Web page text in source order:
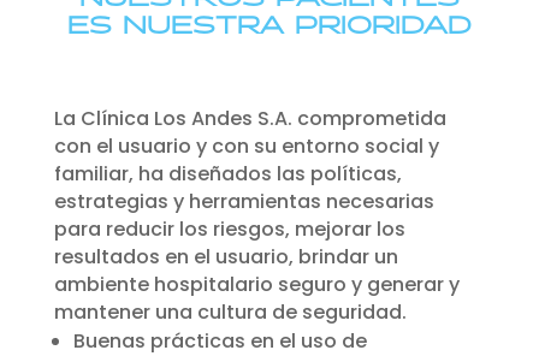
ES NUESTRA PRIORIDAD
La Clínica Los Andes S.A. comprometida
con el usuario y con su entorno social y
familiar, ha diseñados las políticas,
estrategias y herramientas necesarias
para reducir los riesgos, mejorar los
resultados en el usuario, brindar un
ambiente hospitalario seguro y generar y
mantener una cultura de seguridad.
Buenas prácticas en el uso de